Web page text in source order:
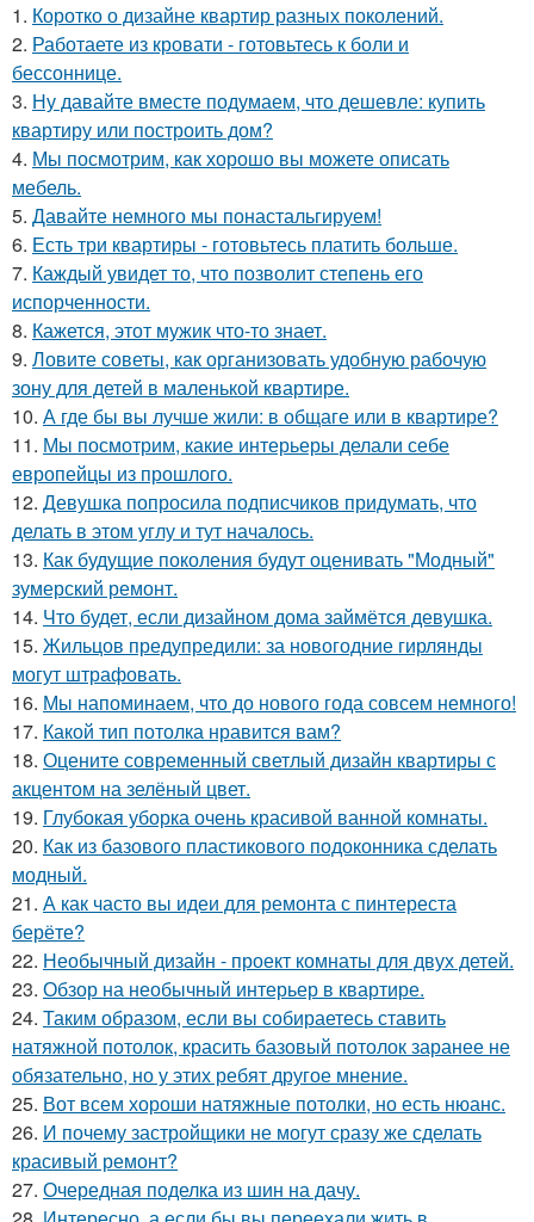
1. Коротко о дизайне квартир разных поколений.
2. Работаете из кровати - готовьтесь к боли и
бессоннице.
3. Ну давайте вместе подумаем, что дешевле: купить
квартиру или построить дом?
4. Мы посмотрим, как хорошо вы можете описать
мебель.
5. Давайте немного мы понастальгируем!
6. Есть три квартиры - готовьтесь платить больше.
7. Каждый увидет то, что позволит степень его
испорченности.
8. Кажется, этот мужик что-то знает.
9. Ловите советы, как организовать удобную рабочую
зону для детей в маленькой квартире.
10. А где бы вы лучше жили: в общаге или в квартире?
11. Мы посмотрим, какие интерьеры делали себе
европейцы из прошлого.
12. Девушка попросила подписчиков придумать, что
делать в этом углу и тут началось.
13. Как будущие поколения будут оценивать "Модный"
зумерский ремонт.
14. Что будет, если дизайном дома займётся девушка.
15. Жильцов предупредили: за новогодние гирлянды
могут штрафовать.
16. Мы напоминаем, что до нового года совсем немного!
17. Какой тип потолка нравится вам?
18. Оцените современный светлый дизайн квартиры с
акцентом на зелёный цвет.
19. Глубокая уборка очень красивой ванной комнаты.
20. Как из базового пластикового подоконника сделать
модный.
21. А как часто вы идеи для ремонта с пинтереста
берёте?
22. Необычный дизайн - проект комнаты для двух детей.
23. Обзор на необычный интерьер в квартире.
24. Таким образом, если вы собираетесь ставить
натяжной потолок, красить базовый потолок заранее не
обязательно, но у этих ребят другое мнение.
25. Вот всем хороши натяжные потолки, но есть нюанс.
26. И почему застройщики не могут сразу же сделать
красивый ремонт?
27. Очередная поделка из шин на дачу.